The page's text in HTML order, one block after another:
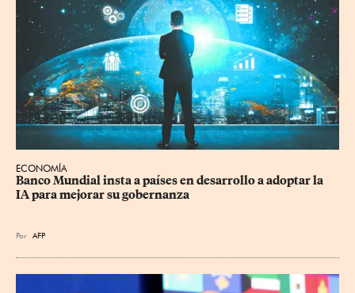
ECONOMÍA
Banco Mundial insta a países en desarrollo a adoptar la
IA para mejorar su gobernanza
Por AFP